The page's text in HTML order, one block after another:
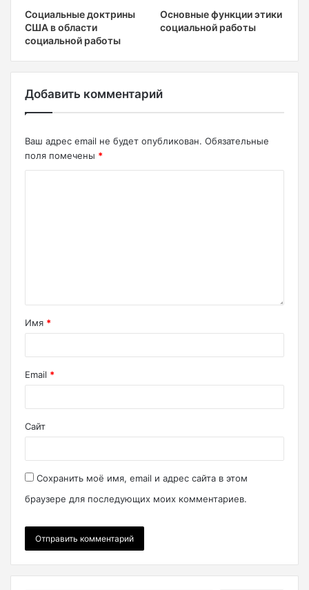
Социальные доктрины
США в области
социальной работы
Основные функции этики
социальной работы
Добавить комментарий
Ваш адрес email не будет опубликован. Обязательные
поля помечены *
Имя *
Email *
Сайт
Сохранить моё имя, email и адрес сайта в этом
браузере для последующих моих комментариев.